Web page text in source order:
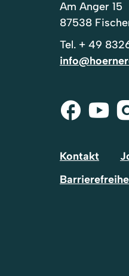
Am Anger 15
87538
Tel. + 49
Kontakt